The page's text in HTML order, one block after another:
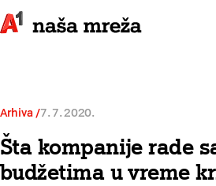
Arhiva 7. 7. 2020.
Šta kompanije rade
budžetima u vreme